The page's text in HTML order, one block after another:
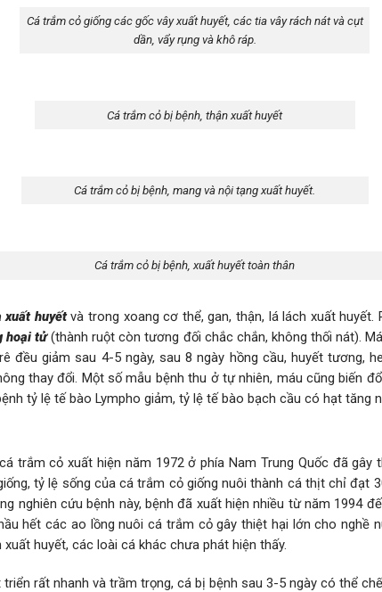
Cá trắm cỏ giống các gốc vây xuất huyết, các tia vây rách nát và cụt
dần, vẩy rụng và khô ráp.
Cá trắm cỏ bị bệnh, thận xuất huyết
Cá trắm cỏ bị bệnh, mang và nội tạng xuất huyết.
Cá trắm cỏ bị bệnh, xuất huyết toàn thân
xuất huyếtvà trong xoang cơ thể, gan, thận, lá lách xuất
hoại tử(thành ruột còn tương đối chắc chắn, không thối nát).
đều giảm sau 4-5 ngày, sau 8 ngày hồng cầu, huyết tương,
thay đổi. Một số mẫu bệnh thu ở tự nhiên, máu cũng biến
tỷ lệ tế bào Lympho giảm, tỷ lệ tế bào bạch cầu có hạt tăng
trắm cỏ xuất hiện năm 1972 ở phía Nam Trung Quốc đã gây
tỷ lệ sống của cá trắm cỏ giống nuôi thành cá thịt chỉ đạt
nghiên cứu bệnh này, bệnh đã xuất hiện nhiều từ năm 1994
hết các ao lồng nuôi cá trắm cỏ gây thiệt hại lớn cho nghề
huyết, các loài cá khác chưa phát hiện thấy.
triển rất nhanh và trầm trọng, cá bị bệnh sau 3-5 ngày có thể